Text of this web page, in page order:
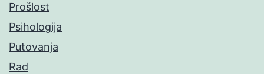
Prošlost
Psihologija
Putovanja
Rad